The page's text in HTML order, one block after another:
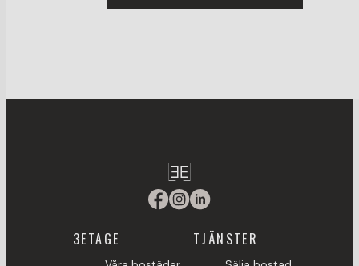
3ETAGE TJÄNSTER